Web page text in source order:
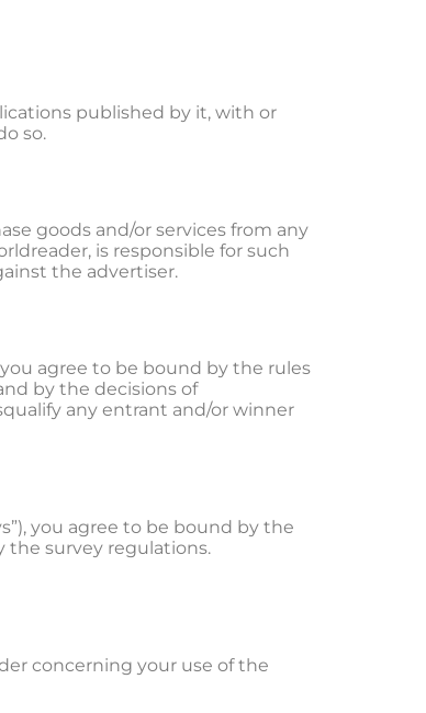
published by it, with or
so.
goods and/or services from any
is responsible for such
the advertiser.
agree to be bound by the rules
by the decisions of
any entrant and/or winner
you agree to be bound by the
the survey regulations.
concerning your use of the